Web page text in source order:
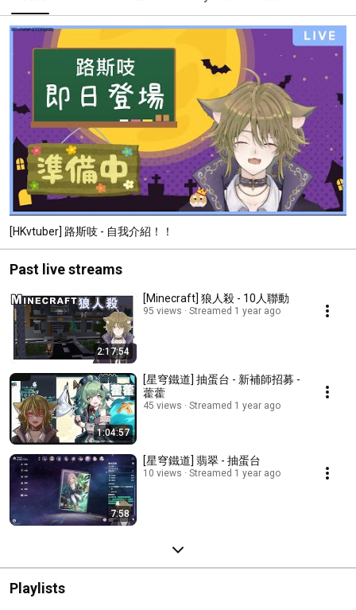
[HKvtuber] 路斯吱 - 自我介紹！！
Past live streams
2:17:54
[Minecraft] 狼人殺 - 10人聯動
95 views Streamed 1 year ago
1:04:57
[星穹鐵道] 抽蛋台 - 新補師招募 -
藿藿
45 views Streamed 1 year ago
7:58
[星穹鐵道] 翡翠 - 抽蛋台
10 views Streamed 1 year ago
Playlists